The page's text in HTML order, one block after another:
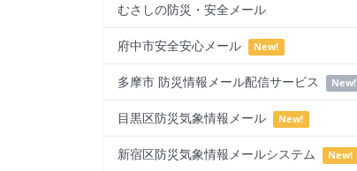
むさしの防災・安全メール
府中市安全安心メール New!
多摩市 防災情報メール配信サービス New!
目黒区防災気象情報メール New!
新宿区防災気象情報メールシステム New!